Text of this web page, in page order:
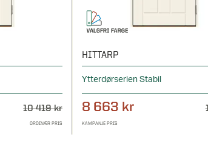
10 419 kr
ORDINÆR PRIS
HITTARP
Ytterdørserien Stabil
8 663 kr
KAMPANJE PRIS